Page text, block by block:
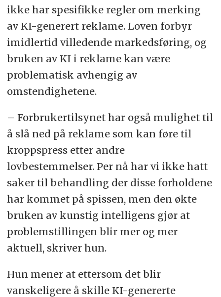
ikke har spesifikke regler om merking
av KI-generert reklame. Loven forbyr
imidlertid villedende markedsføring, og
bruken av KI i reklame kan være
problematisk avhengig av
omstendighetene.
– Forbrukertilsynet har også mulighet til
å slå ned på reklame som kan føre til
kroppspress etter andre
lovbestemmelser. Per nå har vi ikke hatt
saker til behandling der disse forholdene
har kommet på spissen, men den økte
bruken av kunstig intelligens gjør at
problemstillingen blir mer og mer
aktuell, skriver hun.
Hun mener at ettersom det blir
vanskeligere å skille KI-genererte